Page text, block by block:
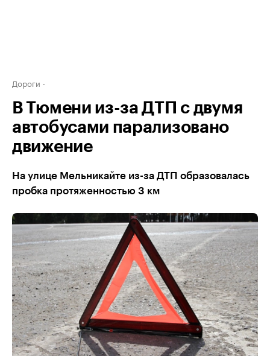
Дороги
В Тюмени из-за ДТП с двумя
автобусами парализовано
движение
На улице Мельникайте из-за ДТП образовалась
пробка протяженностью 3 км